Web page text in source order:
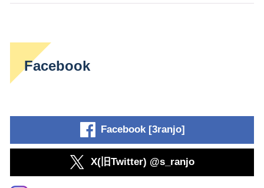
Facebook
Facebook [3ranjo]
X(旧Twitter) @s_ranjo